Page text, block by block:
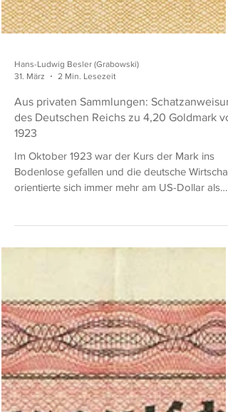
Hans-Ludwig Besler (Grabowski)
31. März
Aus privaten Sammlungen:
des Deutschen Reichs zu 4,20 Goldmark
1923
Bodenlose gefallen und die deutsche Wirtschaft
Reichsgoldanleihe wurden deshalb für den
Geldumlauf zugelassen, was zu einer geringen
Entspannung der Lage führte, aber nur als
Provisorium bis zur notwendigen Neuordnung
der deutschen Währung diente. Die ganzen